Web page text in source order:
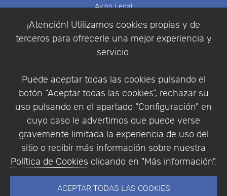
¡Atención! Utilizamos cookies propias y de
terceros para ofrecerle una mejor experiencia y
servicio.
Puede aceptar todas las cookies pulsando el
botón “Aceptar todas las cookies”, rechazar su
uso pulsando en el apartado "Configuración" en
cuyo caso le advertimos que puede verse
gravemente limitada la experiencia de uso del
sitio o recibir más información sobre nuestra
Política de Cookies clicando en "Más información".
ACEPTAR TODAS LAS COOKIES
Aviso Legal
Condiciones de compra
Identificarse
Empresa|Aviso Legal| Política de Privacidad |
Política de Cookies
© Copyright 1994 - 2026. Addlink Software
Científico, S.L.
Portugal.